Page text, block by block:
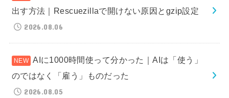
出す方法｜Rescuezillaで開けない原因とgzip設定
2026.08.06
AIに1000時間使って分かった｜AIは「使う」
のではなく「雇う」ものだった
2026.08.05